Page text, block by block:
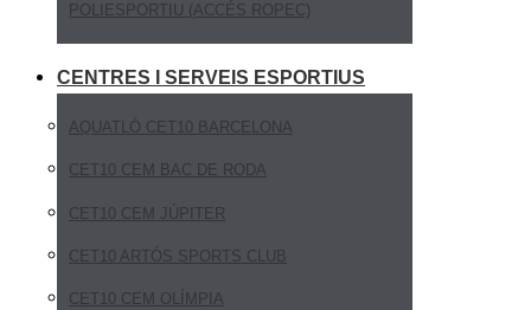
POLIESPORTIU (ACCÉS ROPEC)
CENTRES I SERVEIS ESPORTIUS
AQUATLÓ CET10 BARCELONA
CET10 CEM BAC DE RODA
CET10 CEM JÚPITER
CET10 ARTÓS SPORTS CLUB
CET10 CEM OLÍMPIA